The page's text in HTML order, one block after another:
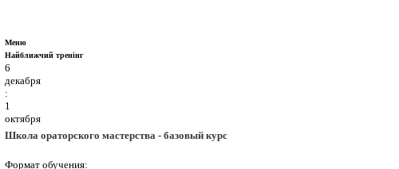
Меню
Найближчий тренінг
6
декабря
:
1
октября
Школа ораторского мастерства - базовый курс
Формат обучения: